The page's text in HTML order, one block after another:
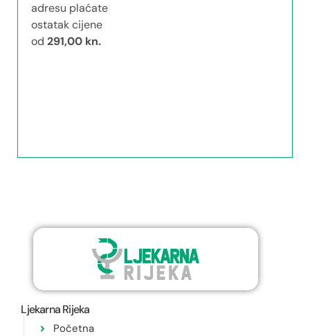
adresu plaćate
ostatak cijene
od 291,00 kn.
Ljekarna Rijeka
Početna